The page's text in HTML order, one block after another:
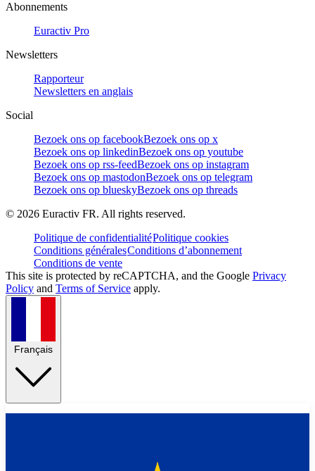
Abonnements
Euractiv Pro
Newsletters
Rapporteur
Newsletters en anglais
Social
Bezoek ons op facebookBezoek ons op x
Bezoek ons op linkedinBezoek ons op youtube
Bezoek ons op rss-feedBezoek ons op instagram
Bezoek ons op mastodonBezoek ons op telegram
Bezoek ons op blueskyBezoek ons op threads
© 2026 Euractiv FR. All rights reserved.
Politique de confidentialitéPolitique cookies
Conditions généralesConditions d’abonnement
Conditions de vente
This site is protected by reCAPTCHA, and the Google Privacy
Policy and Terms of Service apply.
Français